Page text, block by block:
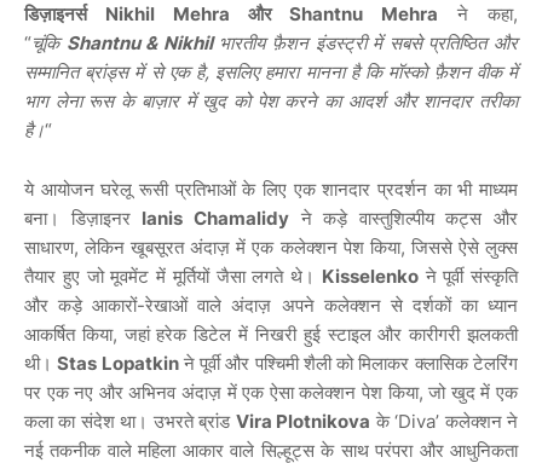
डिज़ाइनर्स Nikhil Mehra और Shantnu Mehra ने कहा,
“चूंकि Shantnu & Nikhilभारतीय फ़ैशन इंडस्ट्री में सबसे प्रतिष्ठित और
सम्मानित ब्रांड्स में से एक है, इसलिए हमारा मानना है कि मॉस्को फ़ैशन वीक में
भाग लेना रूस के बाज़ार में खुद को पेश करने का आदर्श और शानदार तरीका
है।“
ये आयोजन घरेलू रूसी प्रतिभाओं के लिए एक शानदार प्रदर्शन का भी माध्यम
बना। डिज़ाइनर Ianis Chamalidyने कड़े वास्तुशिल्पीय कट्स और
साधारण, लेकिन खूबसूरत अंदाज़ में एक कलेक्शन पेश किया, जिससे ऐसे लुक्स
तैयार हुए जो मूवमेंट में मूर्तियों जैसा लगते थे। Kisselenkoने पूर्वी संस्कृति
और कड़े आकारों-रेखाओं वाले अंदाज़ अपने कलेक्शन से दर्शकों का ध्यान
आकर्षित किया, जहां हरेक डिटेल में निखरी हुई स्टाइल और कारीगरी झलकती
थी।Stas Lopatkinने पूर्वी और पश्चिमी शैली को मिलाकर क्लासिक टेलरिंग
पर एक नए और अभिनव अंदाज़ में एक ऐसा कलेक्शन पेश किया, जो खुद में एक
कला का संदेश था। उभरते ब्रांड Vira Plotnikova के ‘Diva’ कलेक्शन ने
नई तकनीक वाले महिला आकार वाले सिल्हूट्स के साथ परंपरा और आधुनिकता